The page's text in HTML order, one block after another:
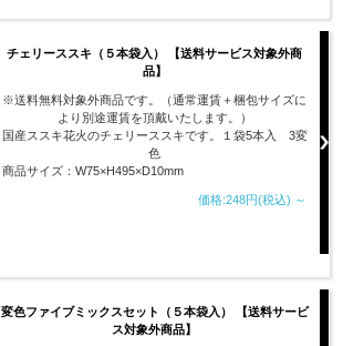
チェリーススキ（５本袋入） 【送料サービス対象外商
品】
※送料無料対象外商品です。（通常運賃＋梱包サイズに
より別途運賃を頂戴いたします。）
国産ススキ花火のチェリーススキです。１袋5本入 3変
色
商品サイズ：W75×H495×D10mm
価格:248円(税込) ～
変色ファイブミックスセット（５本袋入） 【送料サービ
ス対象外商品】